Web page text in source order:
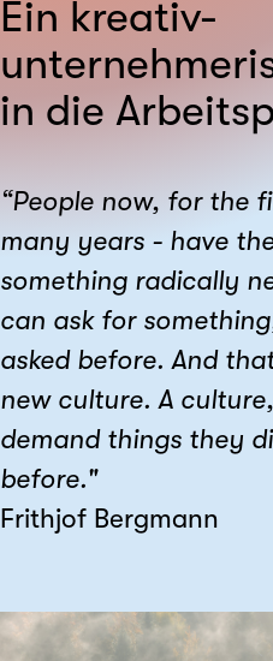
Ein kreativ-
in die
“People now, for the
many years - have
something radically
can ask for
asked before. And
new culture. A
demand things they
before."
Frithjof Bergmann